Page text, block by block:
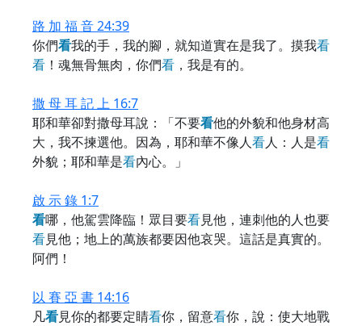
路 加 福 音 24:39
你們看我的手，我的腳，就知道實在是我了。摸我看
看 ！魂無骨無肉，你們看 ，我是有的。
撒 母 耳 記 上 16:7
耶和華卻對撒母耳說：「不要看他的外貌和他身材高
大，我不揀選他。因為，耶和華不像人看人：人是看
外貌；耶和華是看內心。」
啟 示 錄 1:7
看哪，他駕雲降臨！眾目要看見他，連刺他的人也要
看見他；地上的萬族都要因他哀哭。這話是真實的。
阿們！
以 賽 亞 書 14:16
凡看見你的都要定睛看你，留意看你，說：使大地戰